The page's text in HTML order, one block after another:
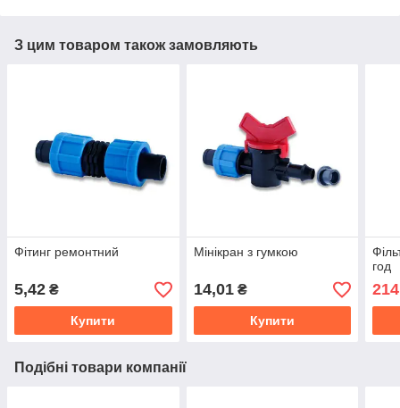
З цим товаром також замовляють
Фітинг ремонтний
5,42 ₴
Купити
Мінікран з гумкою
14,01₴
Купити
год
214
Подібні товари компанії